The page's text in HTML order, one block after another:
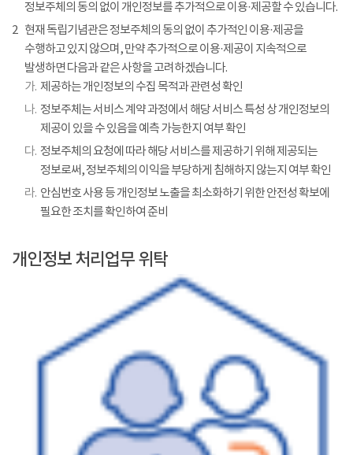
정보주체의 동의 없이 개인정보를 추가적으로 이용·제공할 수 있습니다.
2 현재 독립기념관은 정보주체의 동의 없이 추가적인 이용·제공을
수행하고 있지 않으며, 만약 추가적으로 이용·제공이 지속적으로
발생하면 다음과 같은 사항을 고려하겠습니다.
가. 제공하는 개인정보의 수집 목적과 관련성 확인
나. 정보주체는 서비스 계약 과정에서 해당 서비스 특성 상 개인정보의
제공이 있을 수 있음을 예측 가능한지 여부 확인
다. 정보주체의 요청에 따라 해당 서비스를 제공하기 위해 제공되는
정보로써, 정보주체의 이익을 부당하게 침해하지 않는지 여부 확인
라. 안심번호 사용 등 개인정보 노출을 최소화하기 위한 안전성 확보에
필요한 조치를 확인하여 준비
개인정보 처리업무 위탁